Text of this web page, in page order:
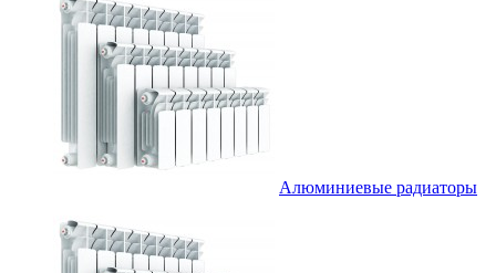
Алюминиевые радиаторы